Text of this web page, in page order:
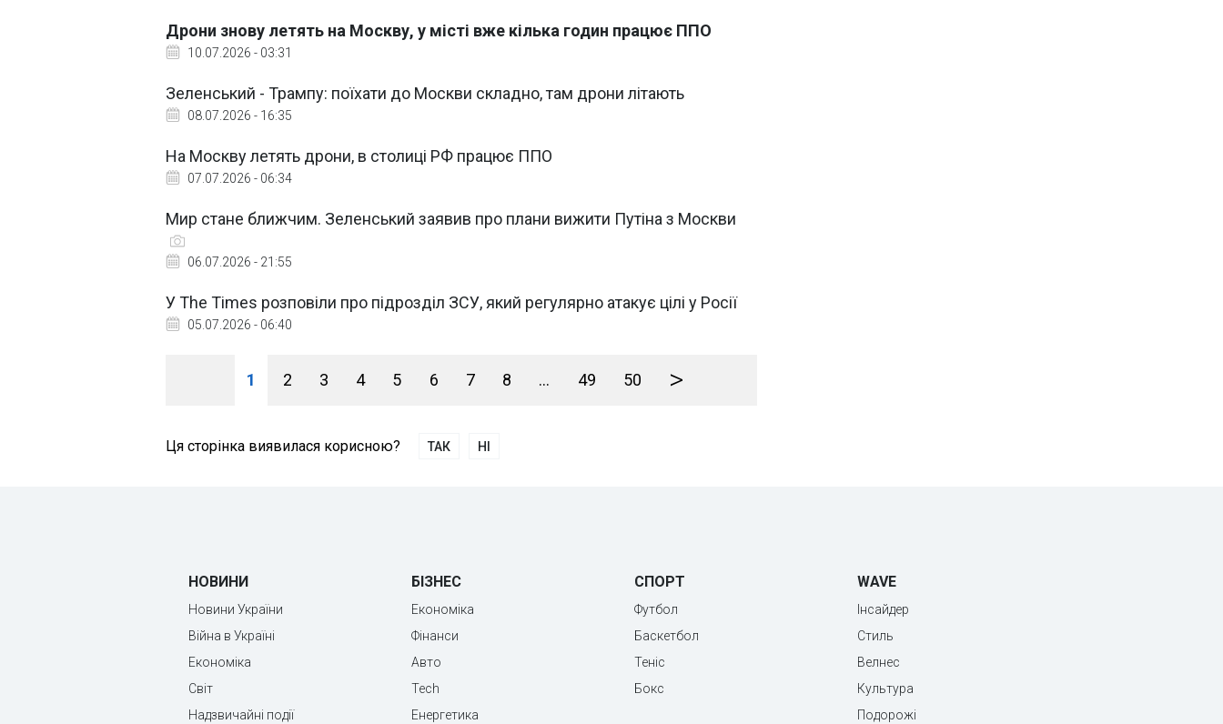
Дрони знову летять на Москву, у місті вже кілька годин працює ППО
10.07.2026 - 03:31
Зеленський - Трампу: поїхати до Москви складно, там дрони літають
08.07.2026 - 16:35
На Москву летять дрони, в столиці РФ працює ППО
07.07.2026 - 06:34
Мир стане ближчим. Зеленський заявив про плани вижити Путіна з Москви
06.07.2026 - 21:55
У The Times розповіли про підрозділ ЗСУ, який регулярно атакує цілі у Росії
05.07.2026 - 06:40
1 2 3 4 5 6 7 8 ... 49 50 >
Ця сторінка виявилася корисною? ТАК НІ
НОВИНИ
Новини України
Війна в Україні
Економіка
Світ
Надзвичайні події
БІЗНЕС
Економіка
Фінанси
Авто
Tech
Енергетика
СПОРТ
Футбол
Баскетбол
Теніс
Бокс
WAVE
Інсайдер
Стиль
Велнес
Культура
Подорожі